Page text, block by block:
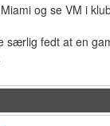
og se VM i
særlig fedt at en